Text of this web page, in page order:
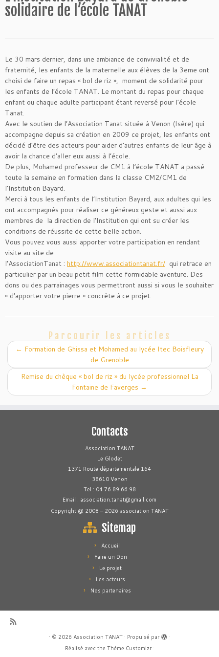
solidaire de l’école TANAT
Le 30 mars dernier, dans une ambiance de convivialité et de
fraternité, les enfants de la maternelle aux élèves de la 3eme ont
choisi de faire un repas « bol de riz », moment de solidarité pour
les enfants de l’école TANAT. Le montant du repas pour chaque
enfant ou chaque adulte participant étant reversé pour l’école
Tanat.
Avec le soutien de l’Association Tanat située à Venon (Isère) qui
accompagne depuis sa création en 2009 ce projet, les enfants ont
décidé d’être des acteurs pour aider d’autres enfants de leur âge à
avoir la chance d’aller eux aussi à l’école.
De plus, Mohamed professeur de CM1 à l’école TANAT a passé
toute la semaine en formation dans la classe CM2/CM1 de
l’Institution Bayard.
Merci à tous les enfants de l’Institution Bayard, aux adultes qui les
ont accompagnés pour réaliser ce généreux geste et aussi aux
membres de la direction de l’Institution qui ont su créer les
conditions de réussite de cette belle action.
Vous pouvez vous aussi apporter votre participation en rendant
visite au site de
l’AssociationTanat : http://www.associationtanat.fr/ qui retrace en
particulier par un beau petit film cette formidable aventure. Des
dons ou des parrainages vous permettront aussi si vous le souhaiter
« d’apporter votre pierre » concrète à ce projet.
Parcourir les articles
← Formation de Ghissa et Mohamed au lycée Itec Boisfleury
de Grenoble
Remise du chèque « bol de riz » du lycée professionnel La
Fontaine de Faverges →
Contacts
Association TANAT
Le Glodet
1371 Route départementale 164
38610 Venon
Tel : 04 76 89 66 98
Email : association.tanat@gmail.com
Copyright @ 2008 – 2026 association TANAT
Sitemap
Accueil
Faire un Don
Le projet
Les acteurs
Nos partenaires
· © 2026 Association TANAT· Propulsé par
·
Réalisé avec the Thème Customizr·